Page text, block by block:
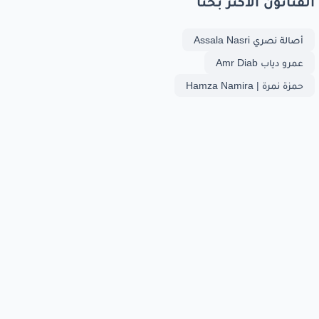
أصالة نصري Assala Nasri
عمرو دياب Amr Diab
حمزة نمرة | Hamza Namira